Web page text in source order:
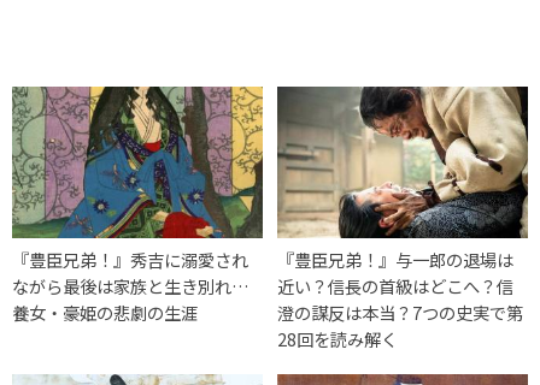
『豊臣兄弟！』秀吉に溺愛され
ながら最後は家族と生き別れ…
養女・豪姫の悲劇の生涯
『豊臣兄弟！』与一郎の退場は
近い？信長の首級はどこへ？信
澄の謀反は本当？7つの史実で第
28回を読み解く